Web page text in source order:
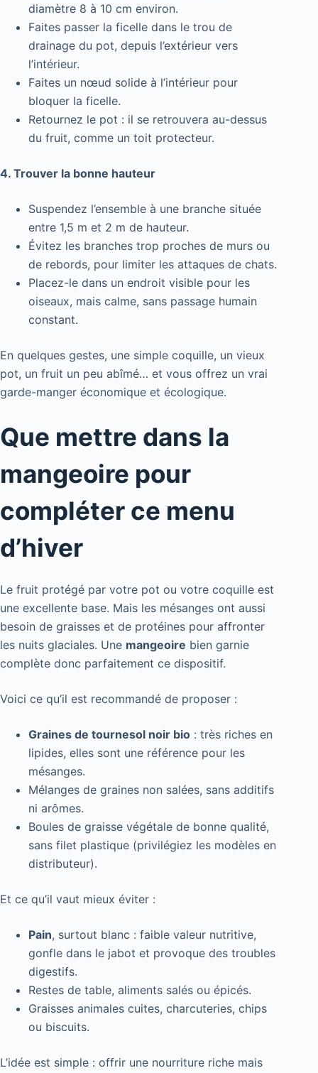
diamètre 8 à 10 cm environ.
Faites passer la ficelle dans le trou de
drainage du pot, depuis l’extérieur vers
l’intérieur.
Faites un nœud solide à l’intérieur pour
bloquer la ficelle.
Retournez le pot : il se retrouvera au-dessus
du fruit, comme un toit protecteur.
4. Trouver la bonne hauteur
Suspendez l’ensemble à une branche située
entre 1,5 m et 2 m de hauteur.
Évitez les branches trop proches de murs ou
de rebords, pour limiter les attaques de chats.
Placez-le dans un endroit visible pour les
oiseaux, mais calme, sans passage humain
constant.
En quelques gestes, une simple coquille, un vieux
pot, un fruit un peu abîmé… et vous offrez un vrai
garde-manger économique et écologique.
Que mettre dans la
mangeoire pour
compléter ce menu
d’hiver
Le fruit protégé par votre pot ou votre coquille est
une excellente base. Mais les mésanges ont aussi
besoin de graisses et de protéines pour affronter
les nuits glaciales. Une mangeoire bien garnie
complète donc parfaitement ce dispositif.
Voici ce qu’il est recommandé de proposer :
Graines de tournesol noir bio : très riches en
lipides, elles sont une référence pour les
mésanges.
Mélanges de graines non salées, sans additifs
ni arômes.
Boules de graisse végétale de bonne qualité,
sans filet plastique (privilégiez les modèles en
distributeur).
Et ce qu’il vaut mieux éviter :
Pain, surtout blanc : faible valeur nutritive,
gonfle dans le jabot et provoque des troubles
digestifs.
Restes de table, aliments salés ou épicés.
Graisses animales cuites, charcuteries, chips
ou biscuits.
L’idée est simple : offrir une nourriture riche mais